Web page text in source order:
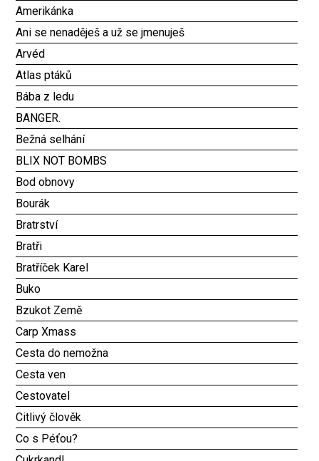
Amerikánka
Ani se nenaděješ a už se jmenuješ
Arvéd
Atlas ptáků
Bába z ledu
BANGER.
Bežná selhání
BLIX NOT BOMBS
Bod obnovy
Bourák
Bratrství
Bratři
Bratříček Karel
Buko
Bzukot Země
Carp Xmass
Cesta do nemožna
Cesta ven
Cestovatel
Citlivý člověk
Co s Péťou?